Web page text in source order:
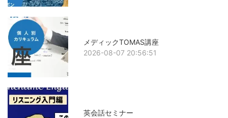
メディックTOMAS講座
2026-08-07 20:56:51
英会話セミナー